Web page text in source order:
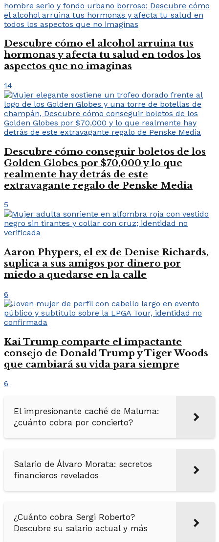
Descubre cómo el alcohol arruina tus
hormonas y afecta tu salud en todos los
aspectos que no imaginas
14
Descubre cómo conseguir boletos de los
Golden Globes por $70,000 y lo que
realmente hay detrás de este
extravagante regalo de Penske Media
5
Aaron Phypers, el ex de Denise Richards,
suplica a sus amigos por dinero por
miedo a quedarse en la calle
6
Kai Trump comparte el impactante
consejo de Donald Trump y Tiger Woods
que cambiará su vida para siempre
6
El impresionante caché de Maluma:
¿cuánto cobra por concierto?
Salario de Álvaro Morata: secretos
financieros revelados
¿Cuánto cobra Sergi Roberto?
Descubre su salario actual y más